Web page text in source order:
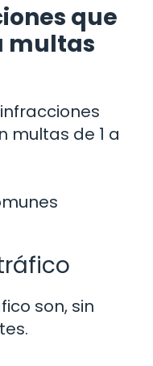
que
multas
multas de 1 a
son, sin